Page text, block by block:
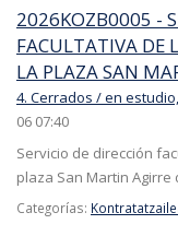
2026KOZB0005 -
FACULTATIVA DE
LA PLAZA SAN
4. Cerrados / en
06 07:40
Servicio de dirección
plaza San Martin Agirre
Categorías: